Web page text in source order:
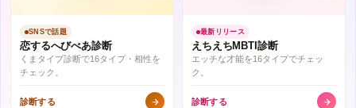
SNSで話題
恋するへびべあ診断
くまタイプ診断で16タイプ・相性を
チェック。
診断する
最新リリース
えちえちMBTI診断
エッチな才能を16タイプでチェッ
ク。
診断する